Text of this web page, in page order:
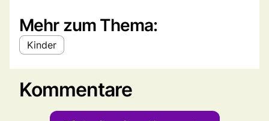
Mehr zum Thema:
Kinder
Kommentare